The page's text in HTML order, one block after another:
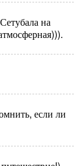
на
если ли